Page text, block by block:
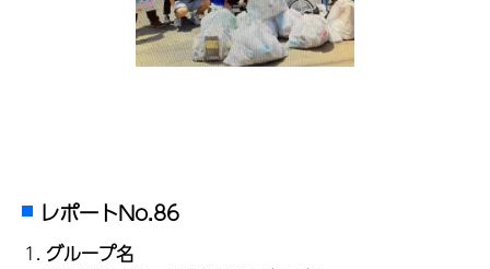
レポートNo.86
グループ名